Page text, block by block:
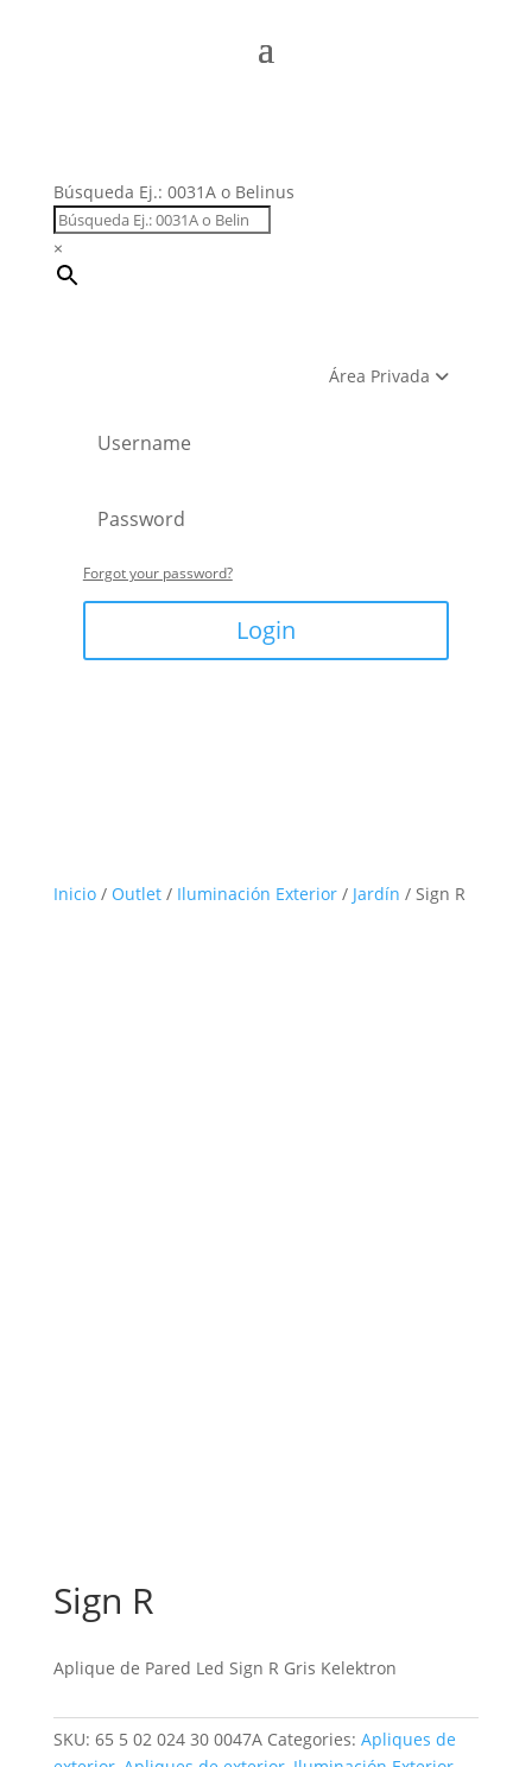
Búsqueda Ej.: 0031A o Belinus
×
Área Privada
Forgot your password?
Login
Inicio/ Outlet/ Iluminación Exterior/ Jardín / Sign R
Sign R
Aplique de Pared Led Sign R Gris Kelektron
SKU: 65 5 02 024 30 0047A Categories: Apliques de